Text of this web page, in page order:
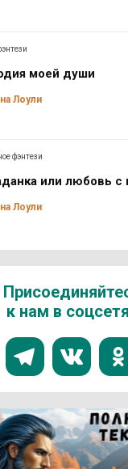
моей души
Лоули
фэнтези
или любовь с
Лоули
к нам в